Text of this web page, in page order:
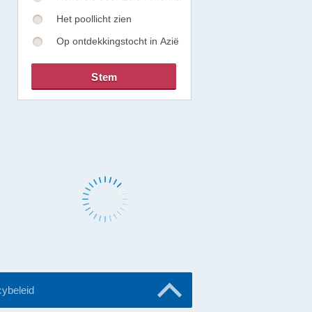
Het poollicht zien
Op ontdekkingstocht in Azië